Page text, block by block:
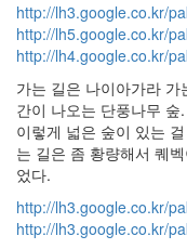
http://lh3.google.co.kr/
http://lh5.google.co.kr/
http://lh4.google.co.kr/
가는 길은 나이아가라
간이 나오는 단풍나무
이렇게 넓은 숲이 있는
는 길은 좀 황량해서 퀘
었다.
http://lh3.google.co.kr/
http://lh3.google.co.kr/